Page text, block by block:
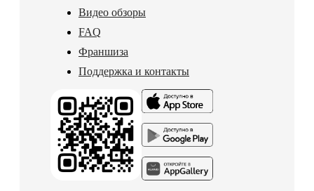
Видео обзоры
FAQ
Франшиза
Поддержка и контакты